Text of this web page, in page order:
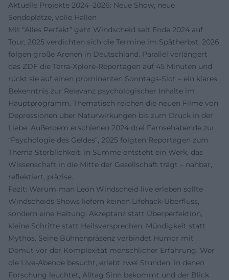
Aktuelle Projekte 2024–2026: Neue Show, neue
Sendeplätze, volle Hallen
Mit “Alles Perfekt” geht Windscheid seit Ende 2024 auf
Tour; 2025 verdichten sich die Termine im Spätherbst, 2026
folgen große Arenen in Deutschland. Parallel verlängert
das ZDF die Terra-Xplore-Reportagen auf 45 Minuten und
rückt sie auf einen prominenten Sonntags-Slot – ein klares
Bekenntnis zur Relevanz psychologischer Inhalte im
Hauptprogramm. Thematisch reichen die neuen Filme von
Depressionen über Naturwirkungen bis zum Druck in der
Liebe. Außerdem erschienen 2024 drei Fernsehabende zur
“Psychologie des Geldes”, 2025 folgten Reportagen zum
Thema Sterblichkeit. In Summe entsteht ein Werk, das
Wissenschaft in die Mitte der Gesellschaft trägt – nahbar,
reflektiert, präzise.
Fazit: Warum man Leon Windscheid live erleben sollte
Windscheids Shows liefern keinen Lifehack-Überfluss,
sondern eine Haltung: Akzeptanz statt Überperfektion,
kleine Schritte statt Heilsversprechen, Mündigkeit statt
Mythos. Seine Bühnenpräsenz verbindet Humor mit
Demut vor der Komplexität menschlicher Erfahrung. Wer
die Live-Abende besucht, erlebt zwei Stunden, in denen
Forschung leuchtet, Alltag Sinn bekommt und der Blick